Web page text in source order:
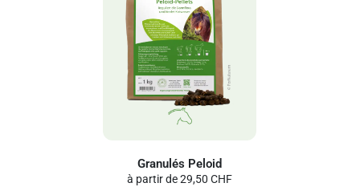
Granulés Peloid
à partir de29,50 CHF